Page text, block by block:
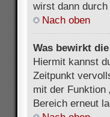
wirst dann
Nach oben
Was bewirkt
Hiermit kannst
Zeitpunkt
mit der Funktion
Bereich erneut